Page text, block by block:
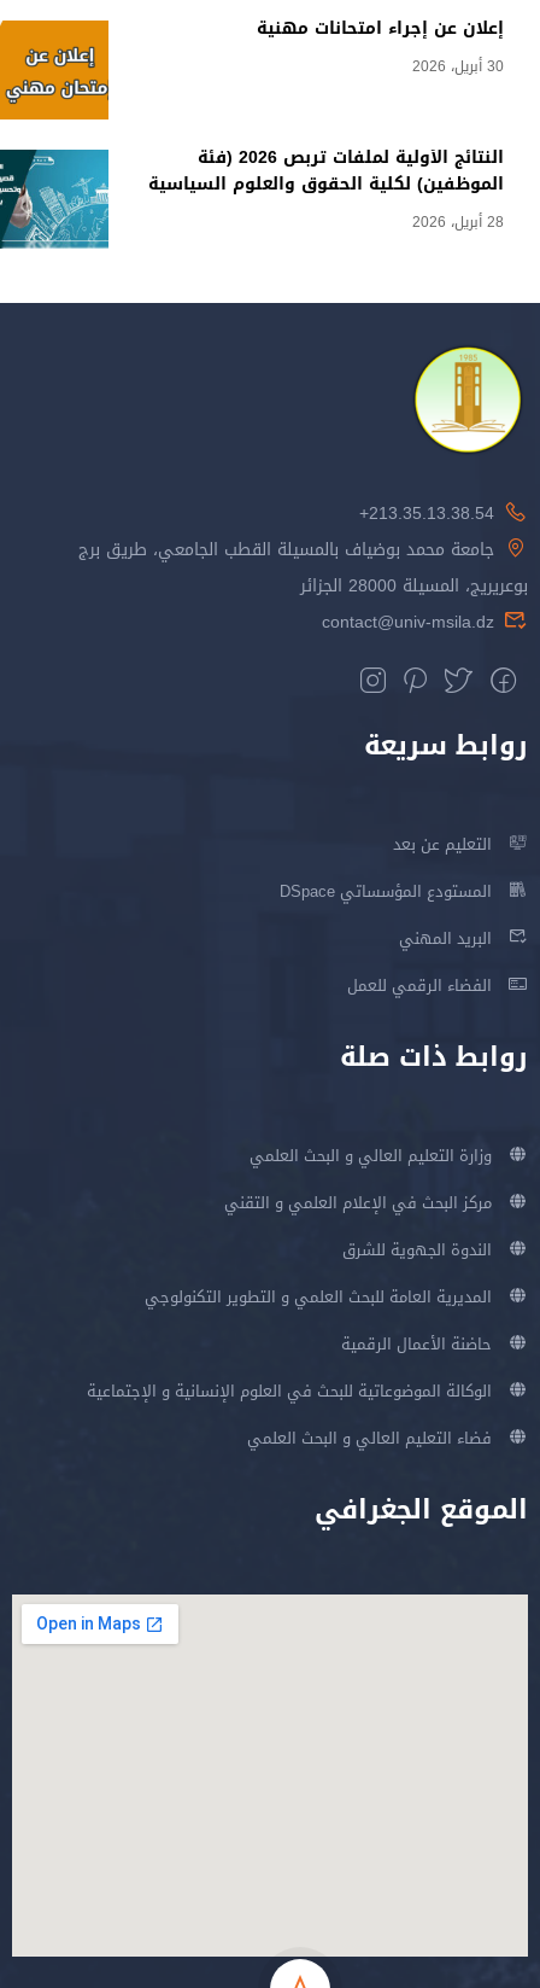
إعلان عن إجراء امتحانات مهنية
30 أبريل، 2026
النتائج الأولية لملفات تربص 2026 (فئة
الموظفين) لكلية الحقوق والعلوم السياسية
28 أبريل، 2026
213.35.13.38.54+
جامعة محمد بوضياف بالمسيلة القطب الجامعي، طريق برج
بوعريريج، المسيلة 28000 الجزائر
contact@univ-msila.dz
روابط سريعة
التعليم عن بعد
المستودع المؤسساتي DSpace
البريد المهني
الفضاء الرقمي للعمل
روابط ذات صلة
وزارة التعليم العالي و البحث العلمي
مركز البحث في الإعلام العلمي و التقني
الندوة الجهوية للشرق
المديرية العامة للبحث العلمي و التطوير التكنولوجي
حاضنة الأعمال الرقمية
الوكالة الموضوعاتية للبحث في العلوم الإنسانية و الإجتماعية
فضاء التعليم العالي و البحث العلمي
الموقع الجغرافي